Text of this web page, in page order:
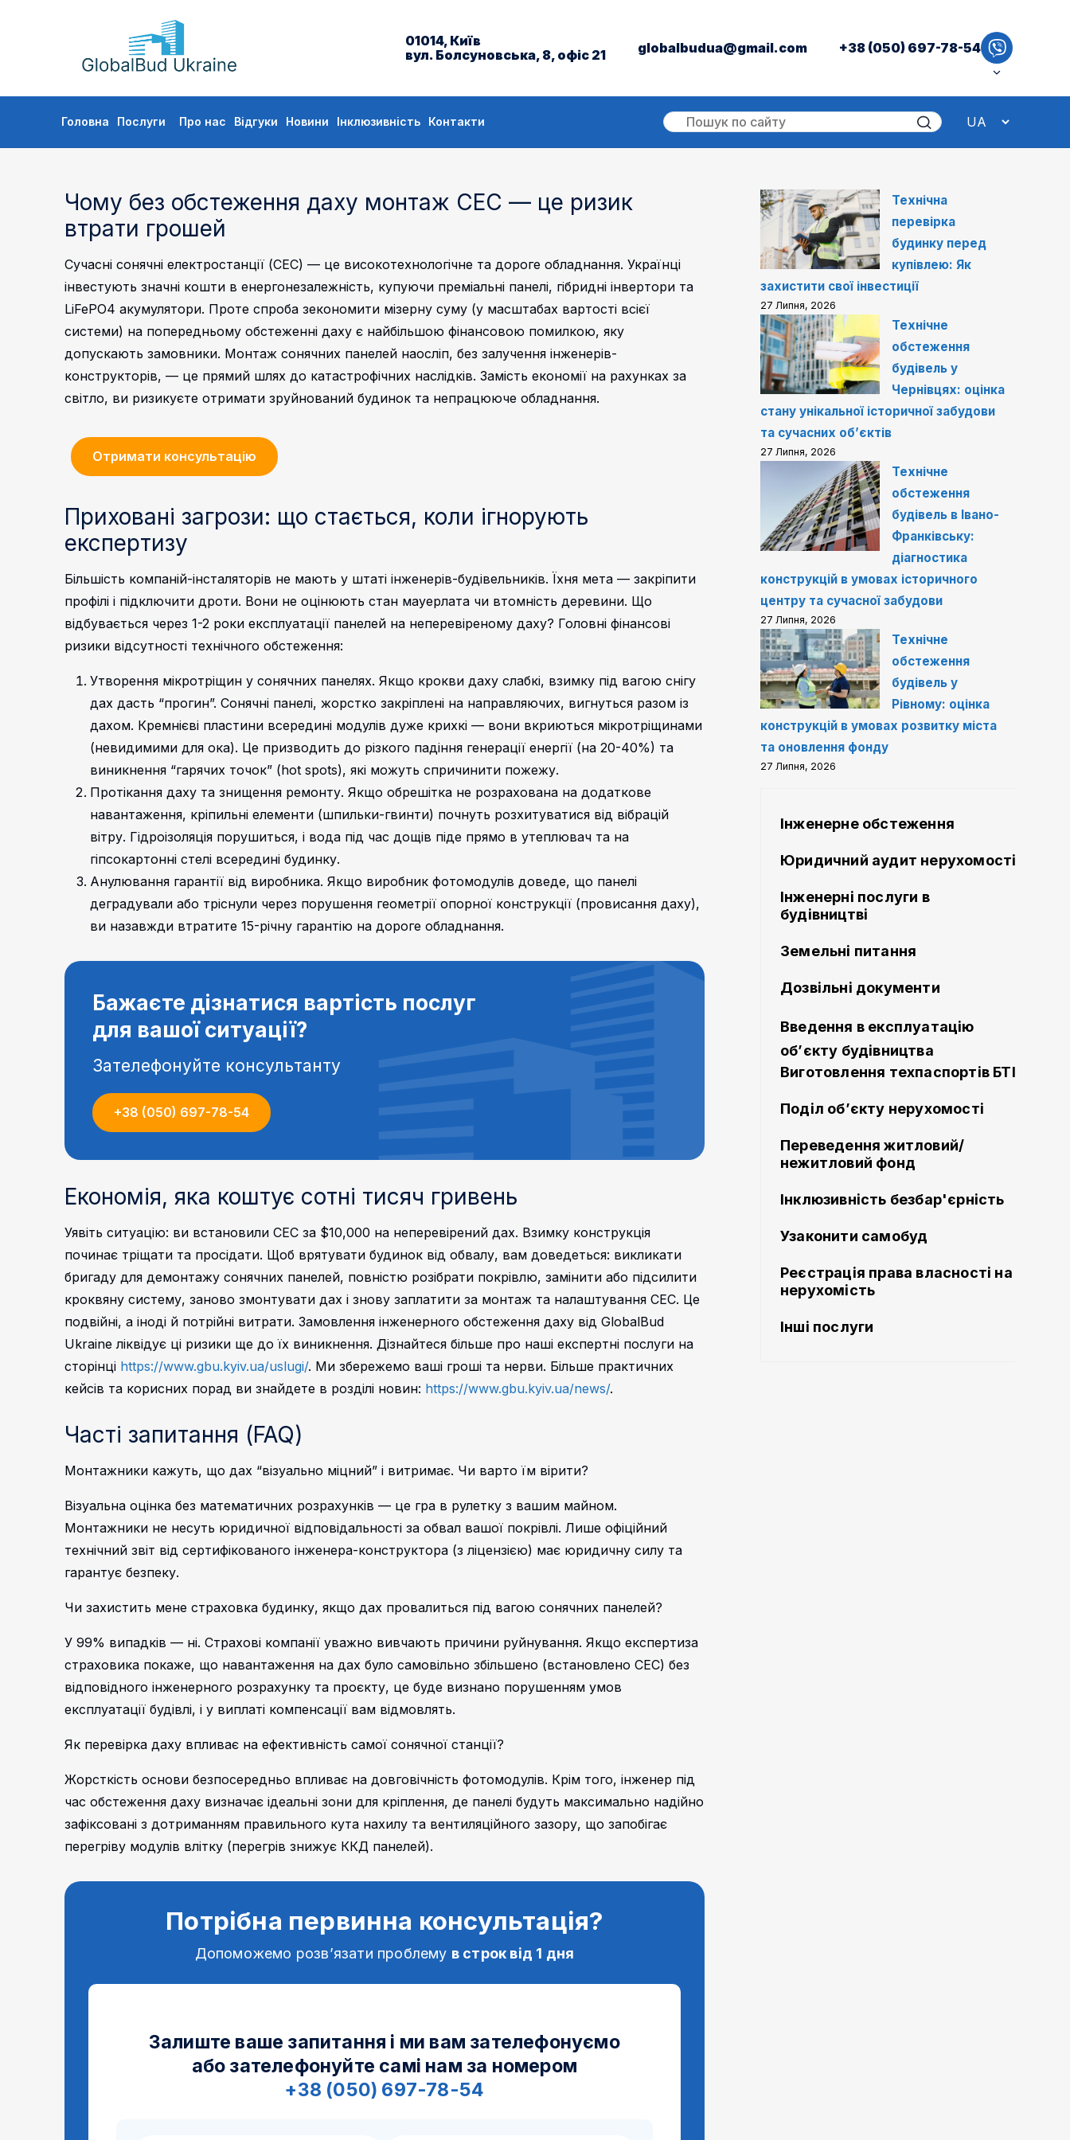
01014, Київ
вул. Болсуновська, 8, офіс 21
globalbudua@gmail.com +38 (050) 697-78-54
Skip
to
content
Головна Послуги Про нас Відгуки Новини Інклюзивність Контакти
Чому без обстеження даху монтаж СЕС — це ризик
втрати грошей
Сучасні сонячні електростанції (СЕС) — це високотехнологічне та дороге обладнання. Українці
інвестують значні кошти в енергонезалежність, купуючи преміальні панелі, гібридні інвертори та
LiFePO4 акумулятори. Проте спроба зекономити мізерну суму (у масштабах вартості всієї
системи) на попередньому обстеженні даху є найбільшою фінансовою помилкою, яку
допускають замовники. Монтаж сонячних панелей наосліп, без залучення інженерів-
конструкторів, — це прямий шлях до катастрофічних наслідків. Замість економії на рахунках за
світло, ви ризикуєте отримати зруйнований будинок та непрацююче обладнання.
Отримати консультацію
Приховані загрози: що стається, коли ігнорують
експертизу
Більшість компаній-інсталяторів не мають у штаті інженерів-будівельників. Їхня мета — закріпити
профілі і підключити дроти. Вони не оцінюють стан мауерлата чи втомність деревини. Що
відбувається через 1-2 роки експлуатації панелей на неперевіреному даху? Головні фінансові
ризики відсутності технічного обстеження:
Утворення мікротріщин у сонячних панелях. Якщо крокви даху слабкі, взимку під вагою снігу
дах дасть “прогин”. Сонячні панелі, жорстко закріплені на направляючих, вигнуться разом із
дахом. Кремнієві пластини всередині модулів дуже крихкі — вони вкриються мікротріщинами
(невидимими для ока). Це призводить до різкого падіння генерації енергії (на 20-40%) та
виникнення “гарячих точок” (hot spots), які можуть спричинити пожежу.
Протікання даху та знищення ремонту. Якщо обрешітка не розрахована на додаткове
навантаження, кріпильні елементи (шпильки-гвинти) почнуть розхитуватися від вібрацій
вітру. Гідроізоляція порушиться, і вода під час дощів піде прямо в утеплювач та на
гіпсокартонні стелі всередині будинку.
Анулювання гарантії від виробника. Якщо виробник фотомодулів доведе, що панелі
деградували або тріснули через порушення геометрії опорної конструкції (провисання даху),
ви назавжди втратите 15-річну гарантію на дороге обладнання.
Бажаєте дізнатися вартість послуг
для вашої ситуації?
Зателефонуйте консультанту
+38 (050) 697-78-54
Економія, яка коштує сотні тисяч гривень
Уявіть ситуацію: ви встановили СЕС за $10,000 на неперевірений дах. Взимку конструкція
починає тріщати та просідати. Щоб врятувати будинок від обвалу, вам доведеться: викликати
бригаду для демонтажу сонячних панелей, повністю розібрати покрівлю, замінити або підсилити
кроквяну систему, заново змонтувати дах і знову заплатити за монтаж та налаштування СЕС. Це
подвійні, а іноді й потрійні витрати. Замовлення інженерного обстеження даху від GlobalBud
Ukraine ліквідує ці ризики ще до їх виникнення. Дізнайтеся більше про наші експертні послуги на
сторінці https://www.gbu.kyiv.ua/uslugi/. Ми збережемо ваші гроші та нерви. Більше практичних
кейсів та корисних порад ви знайдете в розділі новин: https://www.gbu.kyiv.ua/news/.
Часті запитання (FAQ)
Монтажники кажуть, що дах “візуально міцний” і витримає. Чи варто їм вірити?
Візуальна оцінка без математичних розрахунків — це гра в рулетку з вашим майном.
Монтажники не несуть юридичної відповідальності за обвал вашої покрівлі. Лише офіційний
технічний звіт від сертифікованого інженера-конструктора (з ліцензією) має юридичну силу та
гарантує безпеку.
Чи захистить мене страховка будинку, якщо дах провалиться під вагою сонячних панелей?
У 99% випадків — ні. Страхові компанії уважно вивчають причини руйнування. Якщо експертиза
страховика покаже, що навантаження на дах було самовільно збільшено (встановлено СЕС) без
відповідного інженерного розрахунку та проєкту, це буде визнано порушенням умов
експлуатації будівлі, і у виплаті компенсації вам відмовлять.
Як перевірка даху впливає на ефективність самої сонячної станції?
Жорсткість основи безпосередньо впливає на довговічність фотомодулів. Крім того, інженер під
час обстеження даху визначає ідеальні зони для кріплення, де панелі будуть максимально надійно
зафіксовані з дотриманням правильного кута нахилу та вентиляційного зазору, що запобігає
перегріву модулів влітку (перегрів знижує ККД панелей).
Потрібна первинна консультація?
Допоможемо розв’язати проблему в строк від 1 дня
Залиште ваше запитання і ми вам зателефонуємо
або зателефонуйте самі нам за номером
+38 (050) 697-78-54
Технічна
перевірка
будинку перед
купівлею: Як
захистити свої інвестиції
27 Липня, 2026
Технічне
обстеження
будівель у
Чернівцях: оцінка
стану унікальної історичної забудови
та сучасних об’єктів
27 Липня, 2026
Технічне
обстеження
будівель в Івано-
Франківську:
діагностика
конструкцій в умовах історичного
центру та сучасної забудови
27 Липня, 2026
Технічне
обстеження
будівель у
Рівному: оцінка
конструкцій в умовах розвитку міста
та оновлення фонду
27 Липня, 2026
Інженерне обстеження
Юридичний аудит нерухомості
Інженерні послуги в
будівництві
Земельні питання
Дозвільні документи
Введення в експлуатацію
об’єкту будівництва
Виготовлення техпаспортів БТІ
Поділ об’єкту нерухомості
Переведення житловий/
нежитловий фонд
Інклюзивність безбар'єрність
Узаконити самобуд
Реєстрація права власності на
нерухомість
Інші послуги